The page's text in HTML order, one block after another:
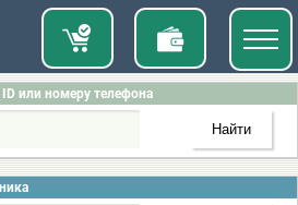
или номеру телефона